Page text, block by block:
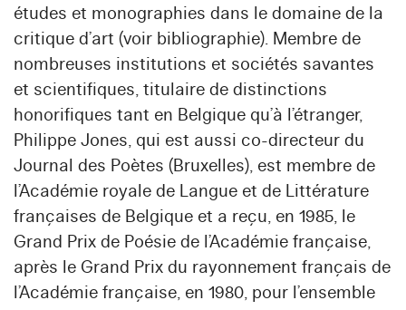
études et monographies dans le domaine de la
critique d’art (voir bibliographie). Membre de
nombreuses institutions et sociétés savantes
et scientifiques, titulaire de distinctions
honorifiques tant en Belgique qu’à l’étranger,
Philippe Jones, qui est aussi co-directeur du
Journal des Poètes (Bruxelles), est membre de
l’Académie royale de Langue et de Littérature
françaises de Belgique et a reçu, en 1985, le
Grand Prix de Poésie de l’Académie française,
après le Grand Prix du rayonnement français de
l’Académie française, en 1980, pour l’ensemble